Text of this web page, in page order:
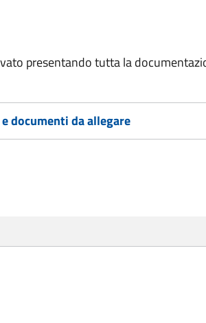
presentando tutta la
documenti da allegare